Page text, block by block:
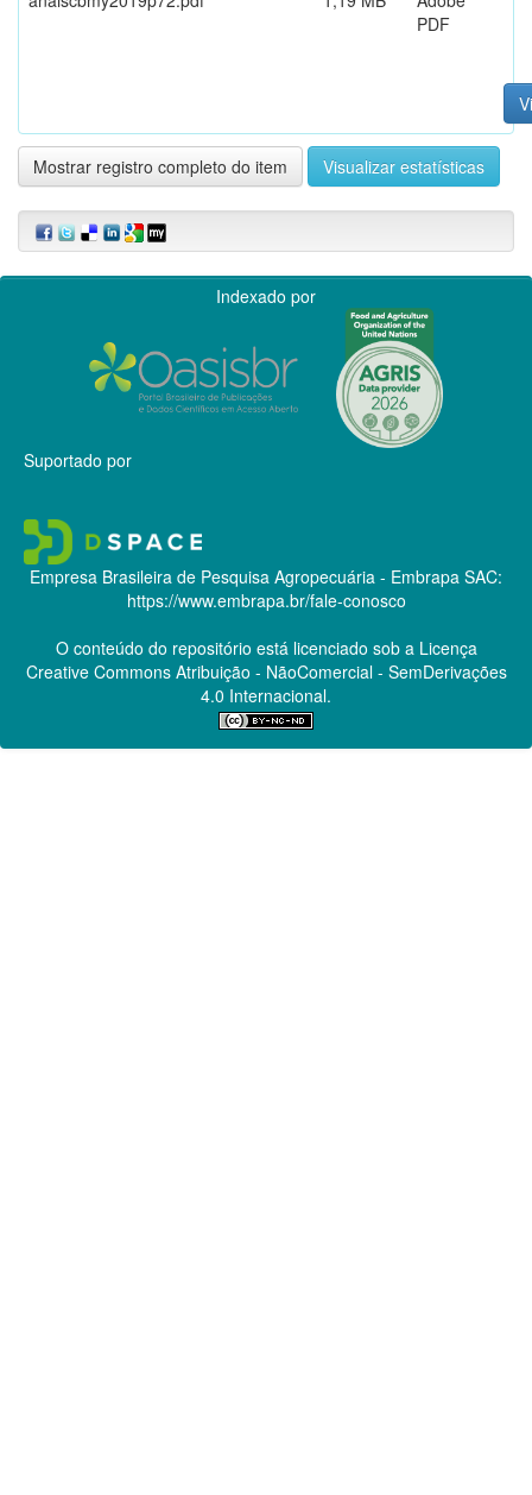
PDF
Mostrar registro completo do item Visualizar estatísticas
Indexado por
Suportado por
Empresa Brasileira de Pesquisa Agropecuária - Embrapa SAC:
https://www.embrapa.br/fale-conosco
O conteúdo do repositório está licenciado sob a Licença
Creative CommonsAtribuição - NãoComercial - SemDerivações
4.0 Internacional.